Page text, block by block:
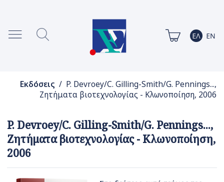
Εκδόσεις / P. Devroey/C. Gilling-Smith/G. Pennings...,
Ζητήματα βιοτεχνολογίας - Κλωνοποίηση, 2006
P. Devroey/C. Gilling-Smith/G. Pennings...,
Ζητήματα βιοτεχνολογίας - Κλωνοποίηση,
2006